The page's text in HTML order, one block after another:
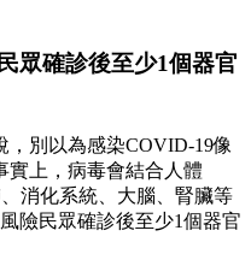
眾確診後至少1個器官
，別以為感染COVID-19像
實上，病毒會結合人體
消化系統、大腦、腎臟等
險民眾確診後至少1個器官